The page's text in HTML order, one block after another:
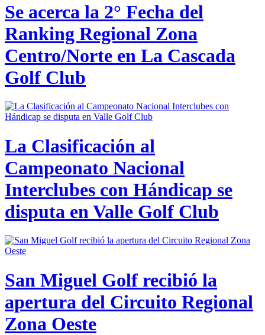
Se acerca la 2° Fecha del
Ranking Regional Zona
Centro/Norte en La Cascada
Golf Club
La Clasificación al
Campeonato Nacional
Interclubes con Hándicap se
disputa en Valle Golf Club
San Miguel Golf recibió la
apertura del Circuito Regional
Zona Oeste